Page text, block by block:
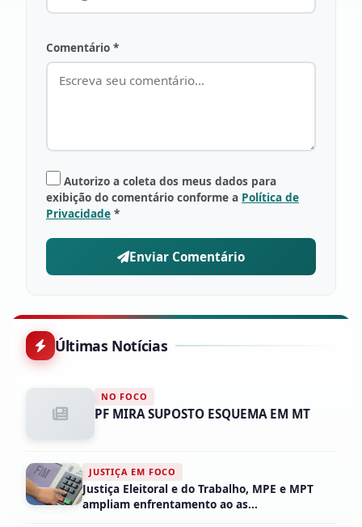
Comentário *
Autorizo a coleta dos meus dados para
exibição do comentário conforme a Política de
Privacidade *
Enviar Comentário
Últimas Notícias
NO FOCO
PF MIRA SUPOSTO ESQUEMA EM MT
JUSTIÇA EM FOCO
Justiça Eleitoral e do Trabalho, MPE e MPT
ampliam enfrentamento ao as...